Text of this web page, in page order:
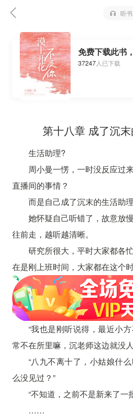
听书
免费下载此书
37247人已下载
第十八章 成了沉
生活助理?
周小曼一愣，一时没反应过
直播间的事情？
而是自己成了沉末的生活助
她怀疑自己听错了，故意放
往前走，越听越清晰。
研究所很大，平时大家都各
在是刚上班时间，大家都在这个
“我也是刚听说得，最近小
常不在所里嘛，沉老师这边就没
“八九不离十了，小姑娘什
么没见过？”
“不知道，之前不是新来了一
……